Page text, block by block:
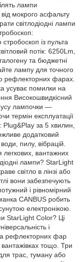
лампи
мокрого асфальту
світлодіодні лампи
із пульта
потік: 6250Lm,
та бюджетні
лампу для точного
рефлекторних фарах.
усуває помилки на
Високошвидкісний
лампочки —
термін експлуатації
за 5 хвилин,
додатковий
пилу, вібрацій.
легкових, вантажних
лампи? StarLight
світло в лінзі або
вони забезпечують
і рівномірний
CANBUS робить
електронікою.
StarLight Color? Ці
і
рефлекторних фар
вантажівках тощо. Три
трас, туману або